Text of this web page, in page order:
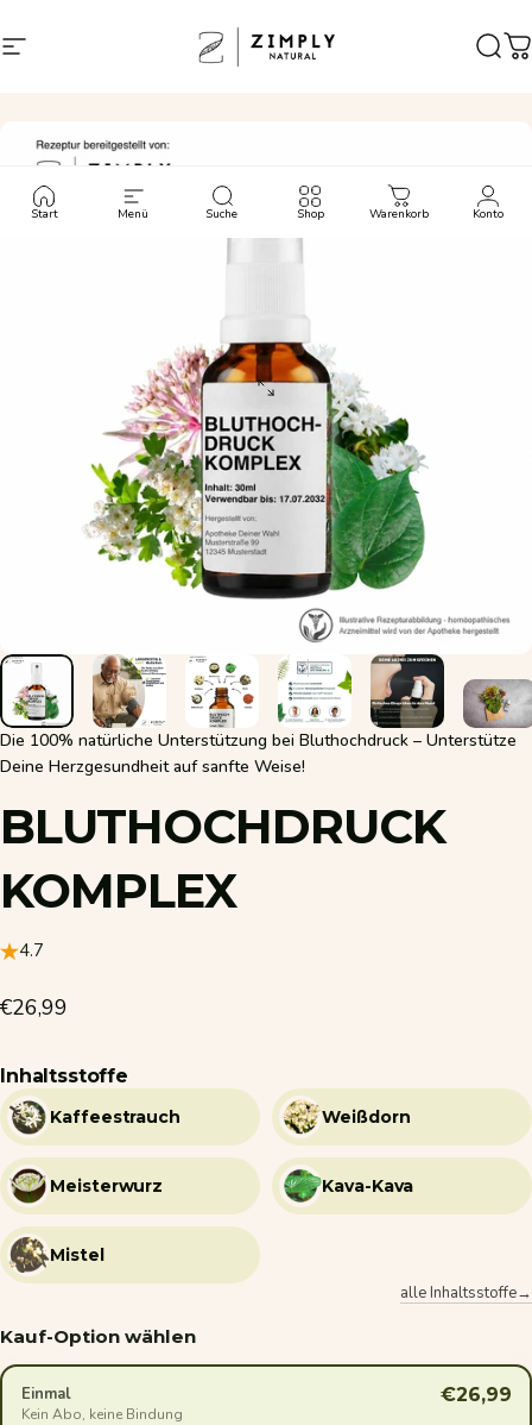
Seitennavigation
Zimply Natural
Start Menü Suche Shop Warenkorb Konto
Die 100% natürliche Unterstützung bei Bluthochdruck – Unterstütze
Deine Herzgesundheit auf sanfte Weise!
BLUTHOCHDRUCK
KOMPLEX
4.7
€26,99
Inhaltsstoffe
Kaffeestrauch Weißdorn
Meisterwurz Kava-Kava
Mistel
alle Inhaltsstoffe→
Kauf-Option wählen
Einmal €26,99
Kein Abo, keine Bindung